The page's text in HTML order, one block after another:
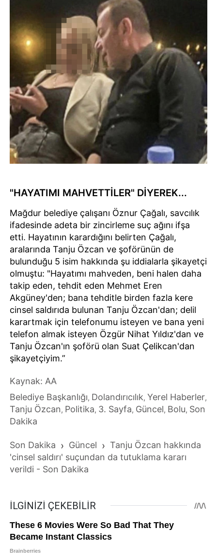
"HAYATIMI MAHVETTİLER" DİYEREK...
Mağdur belediye çalışanı Öznur Çağalı, savcılık
ifadesinde adeta bir zincirleme suç ağını ifşa
etti. Hayatının karardığını belirten Çağalı,
aralarında Tanju Özcan ve şoförünün de
bulunduğu 5 isim hakkında şu iddialarla şikayetçi
olmuştu: "Hayatımı mahveden, beni halen daha
takip eden, tehdit eden Mehmet Eren
Akgüney'den; bana tehditle birden fazla kere
cinsel saldırıda bulunan Tanju Özcan'dan; delil
karartmak için telefonumu isteyen ve bana yeni
telefon almak isteyen Özgür Nihat Yıldız'dan ve
Tanju Özcan'ın şoförü olan Suat Çelikcan'dan
şikayetçiyim.”
Kaynak: AA
Belediye Başkanlığı, Dolandırıcılık, Yerel Haberler,
Tanju Özcan, Politika, 3. Sayfa, Güncel, Bolu, Son
Dakika
Son Dakika › Güncel › Tanju Özcan hakkında
'cinsel saldırı' suçundan da tutuklama kararı
verildi - Son Dakika